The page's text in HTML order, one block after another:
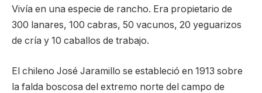
Vivía en una especie de rancho. Era propietario de
300 lanares, 100 cabras, 50 vacunos, 20 yeguarizos
de cría y 10 caballos de trabajo.
El chileno José Jaramillo se estableció en 1913 sobre
la falda boscosa del extremo norte del campo de